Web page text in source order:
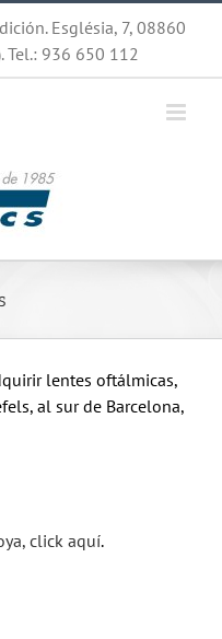
Església, 7, 08860
Tel.: 936 650 112
lentes oftálmicas,
al sur de Barcelona,
click aquí.